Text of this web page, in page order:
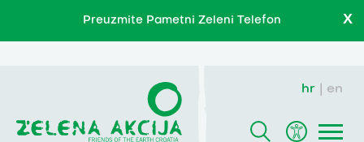
Preuzmite Pametni Zeleni Telefon X
hr en